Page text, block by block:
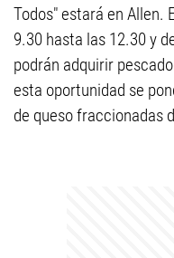
Todos" estará en Allen.
9.30 hasta las 12.30 y
podrán adquirir
esta oportunidad se
de queso fraccionadas